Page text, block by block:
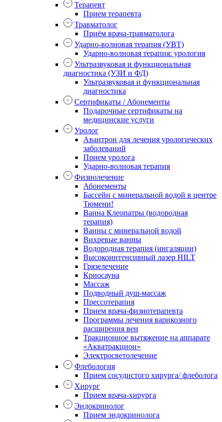
Терапевт
Прием терапевта
Травматолог
Приём врача-травматолога
Ударно-волновая терапия (УВТ)
Ударно-волновая терапия: урология
Ультразвуковая и функциональная
диагностика (УЗИ и ФД)
Ультразвуковая и функциональная
диагностика
Сертификаты / Абонементы
Подарочные сертификаты на
медицинские услуги
Уролог
Авантрон для лечения урологических
заболеваний
Прием уролога
Ударно-волновая терапия
Физиолечение
Абонементы
Бассейн с минеральной водой в центре
Тюмени!
Ванна Клеопатры (водородная
терапия)
Ванны с минеральной водой
Вихревые ванны
Водородная терапия (ингаляции)
Высокоинтенсивный лазер HILT
Грязелечение
Криосауна
Массаж
Подводный душ-массаж
Прессотерапия
Прием врача-физиотерапевта
Программы лечения варикозного
расширения вен
Тракционное вытяжение на аппарате
«Акватракцион»
Электросветолечение
Флебология
Прием сосудистого хирурга/ флеболога
Хирург
Прием врача-хирурга
Эндокринолог
Прием эндокринолога